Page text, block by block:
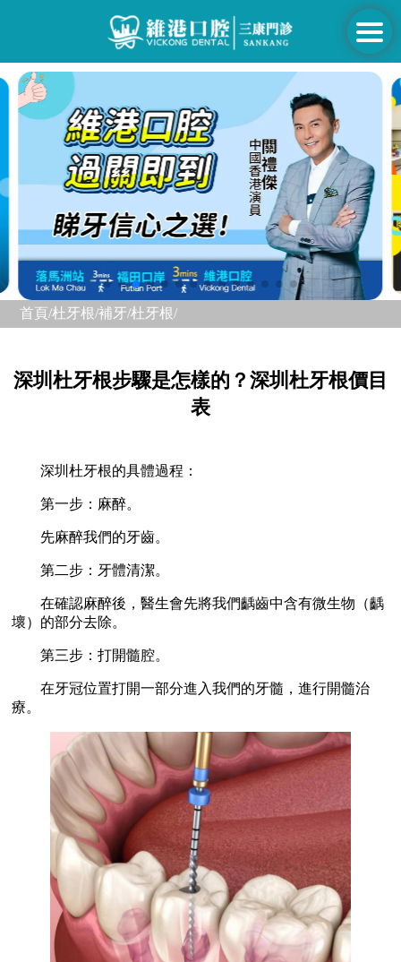
首頁/杜牙根/補牙/杜牙根/
深圳杜牙根步驟是怎樣的？深圳杜牙根價目
表
深圳杜牙根的具體過程：
第一步：麻醉。
先麻醉我們的牙齒。
第二步：牙體清潔。
在確認麻醉後，醫生會先將我們齲齒中含有微生物（齲
壞）的部分去除。
第三步：打開髓腔。
在牙冠位置打開一部分進入我們的牙髓，進行開髓治
療。